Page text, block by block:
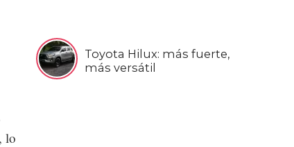
Toyota Hilux: más fuerte,
más versátil
lo